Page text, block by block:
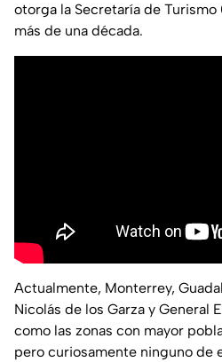
otorga la Secretaría de
más de una década.
Actualmente, Monterrey,
Nicolás de los Garza y General
como las zonas con mayor
pero curiosamente ninguno de